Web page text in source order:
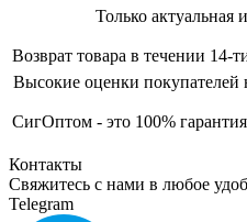
Только актуальная
Возврат товара в течении 14-
Высокие оценки покупателей
СигОптом - это 100% гарантия
Контакты
Свяжитесь с нами в любое
Telegram